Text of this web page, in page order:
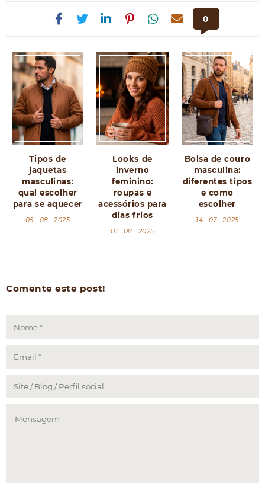
0
Tipos de
jaquetas
masculinas:
qual escolher
para se aquecer
05 . 08 . 2025
Looks de
inverno
feminino:
roupas e
acessórios para
dias frios
01 . 08 . 2025
Bolsa de couro
masculina:
diferentes tipos
e como
escolher
14 . 07 . 2025
Comente este post!